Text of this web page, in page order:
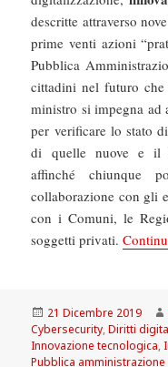
descritte attraverso
prime venti azioni
Pubblica
cittadini nel futuro
ministro si impegna ad
per verificare lo stato
di quelle nuove e il
affinché chiunque
collaborazione con gli
con i Comuni, le
soggetti privati.
Scritto
il
21 Dicembre 2019
Cybersecurity,Diritti
Innovazione tecnologica,
Pubblica amministrazione